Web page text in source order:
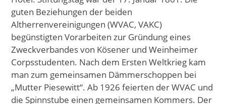
guten Beziehungen der beiden
Altherrenvereinigungen (WVAC, VAKC)
begünstigten Vorarbeiten zur Gründung eines
Zweckverbandes von Kösener und Weinheimer
Corpsstudenten. Nach dem Ersten Weltkrieg kam
man zum gemeinsamen Dämmerschoppen bei
„Mutter Piesewitt“. Ab 1926 feierten der WVAC und
die Spinnstube einen gemeinsamen Kommers. Der